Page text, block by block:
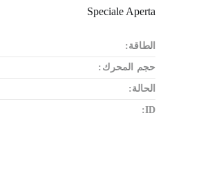
Speciale Aperta
الطاقة:
حجم المحرك:
الحالة:
ID: